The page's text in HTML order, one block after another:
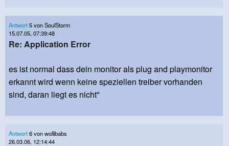
Antwort5 von SoulStorm
15.07.05, 07:39:48
Re: Application Error
es ist normal dass dein monitor als plug and playmonitor
erkannt wird wenn keine speziellen treiber vorhanden
sind, daran liegt es nicht"
Antwort6 von wollibabs
26.03.06, 12:14:44